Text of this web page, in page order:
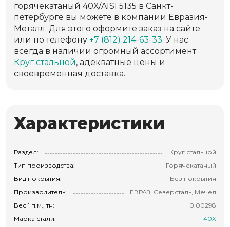
горячекатаный 40Х/AISI 5135 в Санкт-
петербурге вы можете в компании Евразия-
Металл. Для этого оформите заказ на сайте
или по телефону +7 (812) 214-63-33. У нас
всегда в наличии огромный ассортимент
Круг стальной, адекватные цены и
своевременная доставка.
Характеристики
Раздел:
Круг стальной
Тип производства:
Горячекатаный
Вид покрытия:
Без покрытия
Производитель:
ЕВРАЗ, Северсталь, Мечел
Вес 1 п.м., тн:
0.00298
Марка стали:
40Х